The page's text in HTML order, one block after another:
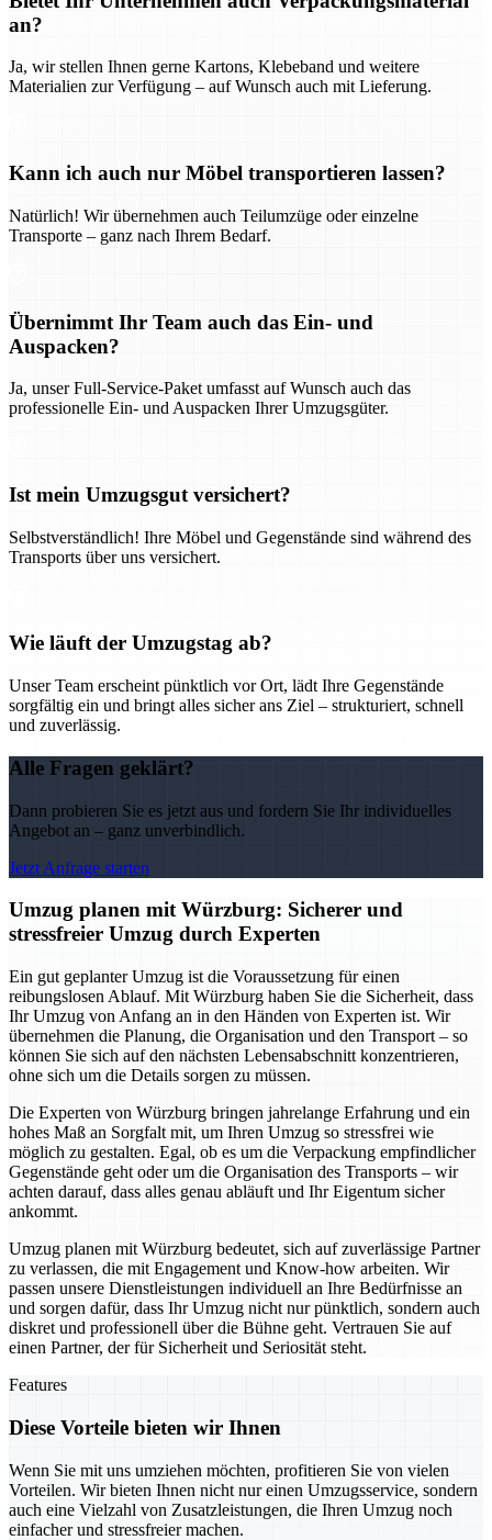
an?
Ja, wir stellen Ihnen gerne Kartons, Klebeband und weitere
Materialien zur Verfügung – auf Wunsch auch mit Lieferung.
Kann ich auch nur Möbel transportieren lassen?
Natürlich! Wir übernehmen auch Teilumzüge oder einzelne
Transporte – ganz nach Ihrem Bedarf.
Übernimmt Ihr Team auch das Ein- und
Auspacken?
Ja, unser Full-Service-Paket umfasst auf Wunsch auch das
professionelle Ein- und Auspacken Ihrer Umzugsgüter.
Ist mein Umzugsgut versichert?
Selbstverständlich! Ihre Möbel und Gegenstände sind während des
Transports über uns versichert.
Wie läuft der Umzugstag ab?
Unser Team erscheint pünktlich vor Ort, lädt Ihre Gegenstände
sorgfältig ein und bringt alles sicher ans Ziel – strukturiert, schnell
und zuverlässig.
Alle Fragen geklärt?
Dann probieren Sie es jetzt aus und fordern Sie Ihr individuelles
Angebot an – ganz unverbindlich.
Jetzt Anfrage starten
Umzug planen mit Würzburg: Sicherer und
stressfreier Umzug durch Experten
Ein gut geplanter Umzug ist die Voraussetzung für einen
reibungslosen Ablauf. Mit Würzburg haben Sie die Sicherheit, dass
Ihr Umzug von Anfang an in den Händen von Experten ist. Wir
übernehmen die Planung, die Organisation und den Transport – so
können Sie sich auf den nächsten Lebensabschnitt konzentrieren,
ohne sich um die Details sorgen zu müssen.
Die Experten von Würzburg bringen jahrelange Erfahrung und ein
hohes Maß an Sorgfalt mit, um Ihren Umzug so stressfrei wie
möglich zu gestalten. Egal, ob es um die Verpackung empfindlicher
Gegenstände geht oder um die Organisation des Transports – wir
achten darauf, dass alles genau abläuft und Ihr Eigentum sicher
ankommt.
Umzug planen mit Würzburg bedeutet, sich auf zuverlässige Partner
zu verlassen, die mit Engagement und Know-how arbeiten. Wir
passen unsere Dienstleistungen individuell an Ihre Bedürfnisse an
und sorgen dafür, dass Ihr Umzug nicht nur pünktlich, sondern auch
diskret und professionell über die Bühne geht. Vertrauen Sie auf
einen Partner, der für Sicherheit und Seriosität steht.
Features
Diese Vorteile bieten wir Ihnen
Wenn Sie mit uns umziehen möchten, profitieren Sie von vielen
Vorteilen. Wir bieten Ihnen nicht nur einen Umzugsservice, sondern
auch eine Vielzahl von Zusatzleistungen, die Ihren Umzug noch
einfacher und stressfreier machen.